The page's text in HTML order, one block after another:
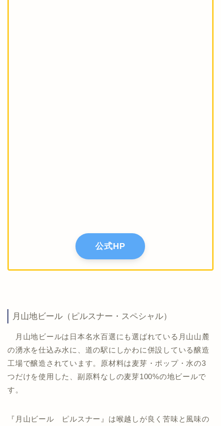
公式HP
月山地ビール（ピルスナー・スペシャル）
月山地ビールは日本名水百選にも選ばれている月山山麓
の湧水を仕込み水に、道の駅にしかわに併設している醸造
工場で醸造されています。原材料は麦芽・ポップ・水の3
つだけを使用した、副原料なしの麦芽100%の地ビールで
す。
『月山ビール ピルスナー』は喉越しが良く苦味と風味の